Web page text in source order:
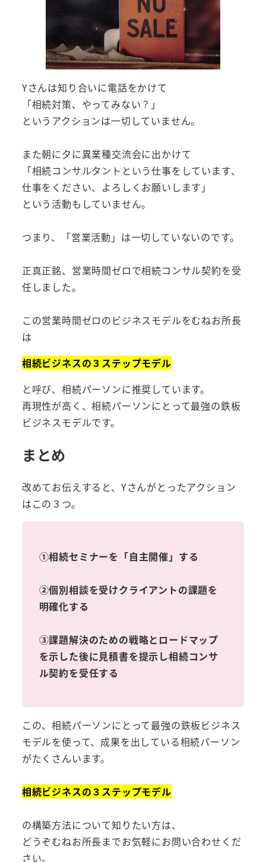
Yさんは知り合いに電話をかけて
「相続対策、やってみない？」
というアクションは一切していません。
また朝に夕に異業種交流会に出かけて
「相続コンサルタントという仕事をしています、
仕事をください、よろしくお願いします」
という活動もしていません。
つまり、「営業活動」は一切していないのです。
正真正銘、営業時間ゼロで相続コンサル契約を受
任しました。
この営業時間ゼロのビジネスモデルをむねお所長
は
相続ビジネスの３ステップモデル
と呼び、相続パーソンに推奨しています。
再現性が高く、相続パーソンにとって最強の鉄板
ビジネスモデルです。
まとめ
改めてお伝えすると、Yさんがとったアクション
はこの３つ。
①相続セミナーを「自主開催」する
②個別相談を受けクライアントの課題を
明確化する
③課題解決のための戦略とロードマップ
を示した後に見積書を提示し相続コンサ
ル契約を受任する
この、相続パーソンにとって最強の鉄板ビジネス
モデルを使って、成果を出している相続パーソン
がたくさんいます。
相続ビジネスの３ステップモデル
の構築方法について知りたい方は、
どうぞむねお所長までお気軽にお問い合わせくだ
さい。